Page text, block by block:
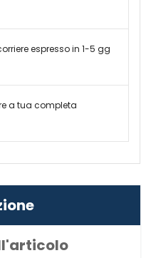
espresso in 1-5 gg
a tua completa